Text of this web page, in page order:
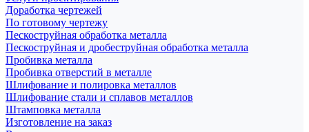
Доработка чертежей
По готовому чертежу
Пескоструйная обработка металла
Пескоструйная и дробеструйная обработка металла
Пробивка металла
Пробивка отверстий в металле
Шлифование и полировка металлов
Шлифование стали и сплавов металлов
Штамповка металла
Изготовление на заказ